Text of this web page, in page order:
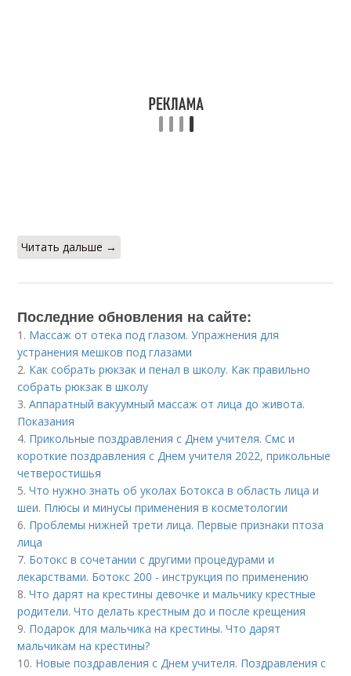
Читать дальше →
Последние обновления на сайте:
1. Массаж от отека под глазом. Упражнения для
устранения мешков под глазами
2. Как собрать рюкзак и пенал в школу. Как правильно
собрать рюкзак в школу
3.Аппаратный вакуумный массаж от лица до живота.
Показания
4. Прикольные поздравления с Днем учителя. Смс и
короткие поздравления с Днем учителя 2022, прикольные
четверостишья
5.Что нужно знать об уколах Ботокса в область лица и
шеи. Плюсы и минусы применения в косметологии
6. Проблемы нижней трети лица. Первые признаки птоза
лица
7. Ботокс в сочетании с другими процедурами и
лекарствами. Ботокс 200 - инструкция по применению
8.Что дарят на крестины девочке и мальчику крестные
родители. Что делать крестным до и после крещения
9. Подарок для мальчика на крестины. Что дарят
мальчикам на крестины?
10. Новые поздравления с Днем учителя. Поздравления с